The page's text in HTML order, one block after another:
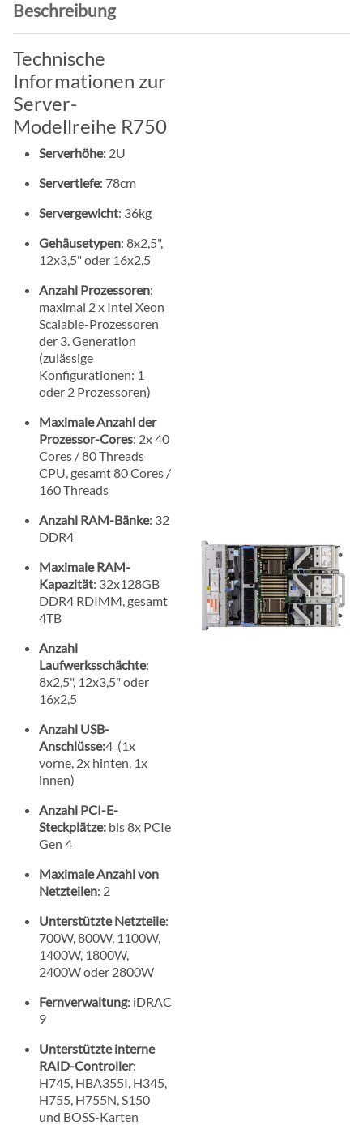
Beschreibung
Technische
Informationen zur
Server-
Modellreihe R750
Serverhöhe: 2U
Servertiefe: 78cm
Servergewicht: 36kg
Gehäusetypen: 8x2,5",
12x3,5" oder 16x2,5
Anzahl Prozessoren:
maximal 2 x Intel Xeon
Scalable-Prozessoren
der 3. Generation
(zulässige
Konfigurationen: 1
oder 2 Prozessoren)
Maximale Anzahl der
Prozessor-Cores: 2x 40
Cores / 80 Threads
CPU, gesamt 80 Cores /
160 Threads
Anzahl RAM-Bänke: 32
DDR4
Maximale RAM-
Kapazität: 32x128GB
DDR4 RDIMM, gesamt
4TB
Anzahl
Laufwerksschächte:
8x2,5", 12x3,5" oder
16x2,5
Anzahl USB-
Anschlüsse:4 (1x
vorne, 2x hinten, 1x
innen)
Anzahl PCI-E-
Steckplätze: bis 8x PCIe
Gen 4
Maximale Anzahl von
Netzteilen: 2
Unterstützte Netzteile:
700W, 800W, 1100W,
1400W, 1800W,
2400W oder 2800W
Fernverwaltung: iDRAC
9
Unterstützte interne
RAID-Controller:
H745, HBA355I, H345,
H755, H755N, S150
und BOSS-Karten